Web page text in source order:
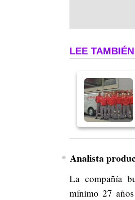
LEE TAMBIÉN
Analista
La compañía
mínimo 27